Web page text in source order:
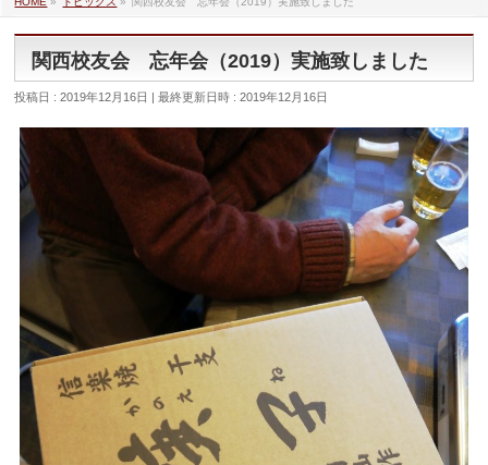
関西校友会 忘年会（2019）実施致しました
投稿日 : 2019年12月16日 最終更新日時 : 2019年12月16日